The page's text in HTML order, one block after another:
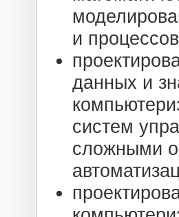
и
данных и
систем
сложными